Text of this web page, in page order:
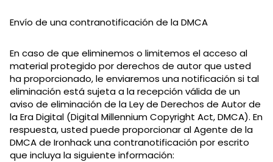
Envío de una contranotificación de la DMCA
En caso de que eliminemos o limitemos el acceso al
material protegido por derechos de autor que usted
ha proporcionado, le enviaremos una notificación si tal
eliminación está sujeta a la recepción válida de un
aviso de eliminación de la Ley de Derechos de Autor de
la Era Digital (Digital Millennium Copyright Act, DMCA). En
respuesta, usted puede proporcionar al Agente de la
DMCA de Ironhack una contranotificación por escrito
que incluya la siguiente información: